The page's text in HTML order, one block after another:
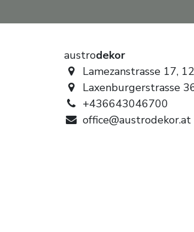
austrodekor
Lamezanstrasse 17,
Laxenburgerstrasse
+436643046700
office@austrodekor.at